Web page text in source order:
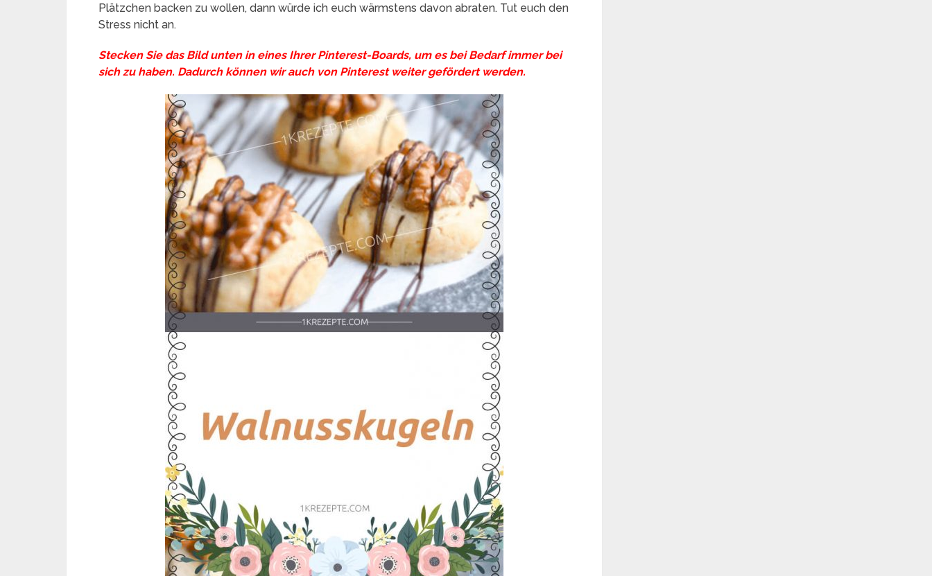
Plätzchen backen zu wollen, dann würde ich euch wärmstens davon abraten. Tut euch den
Stress nicht an.
Stecken Sie das Bild unten in eines Ihrer Pinterest-Boards, um es bei Bedarf immer bei
sich zu haben. Dadurch können wir auch von Pinterest weiter gefördert werden.